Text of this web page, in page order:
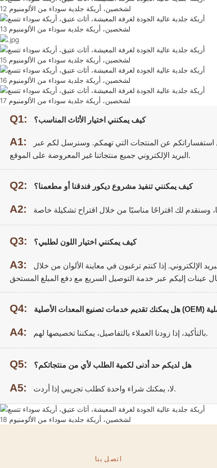
Q1: كيف يمكنني اختيار الأثاث المناسب؟
A1:
استفساراتكم عن المنتجات التي تهمكم. وسنرسل لكم عبر
البريد الإلكتروني جميع منتجاتنا غير المعروضة على الموقع.
Q2: كيف يمكنني تنفيذ مشروع ديكور فندقنا أو مطعمنا؟
A2:
Q3: كيف يمكنني اختيار اللون لطلبي؟
A3: الإلكتروني. إذا كنتم ترغبون في معاينة الألوان من خلال
Q4:
A4:
بالتأكيد، إذا زودنا العملاء بالتفاصيل، يمكننا تخصيصها لهم.
Q5: هل لديكم حد أدنى لكمية الطلب لأي من منتجاتكم؟
A5: لا، يمكنك شراء واحدة كطلب تجريبي إذا أردت.
اتصل بنا